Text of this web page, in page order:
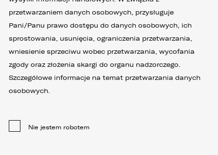
przetwarzaniem danych osobowych, przysługuje
Pani/Panu prawo dostępu do danych osobowych, ich
sprostowania, usunięcia, ograniczenia przetwarzania,
wniesienie sprzeciwu wobec przetwarzania, wycofania
zgody oraz złożenia skargi do organu nadzorczego.
Szczegółowe informacje na temat przetwarzania danych
osobowych.
Nie jestem robotem